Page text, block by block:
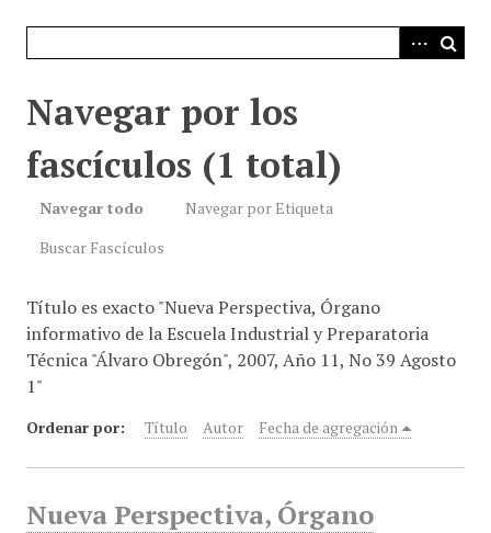
Navegar por los
fascículos (1 total)
Navegar todo
Navegar por Etiqueta
Buscar Fascículos
Título es exacto "Nueva Perspectiva, Órgano
informativo de la Escuela Industrial y Preparatoria
Técnica "Álvaro Obregón", 2007, Año 11, No 39 Agosto
1"
Ordenar por: Título Autor Fecha de agregación
Nueva Perspectiva, Órgano